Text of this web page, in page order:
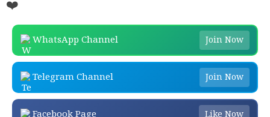
❤️
WhatsApp Channel Join Now
Telegram Channel Join Now
Like Now